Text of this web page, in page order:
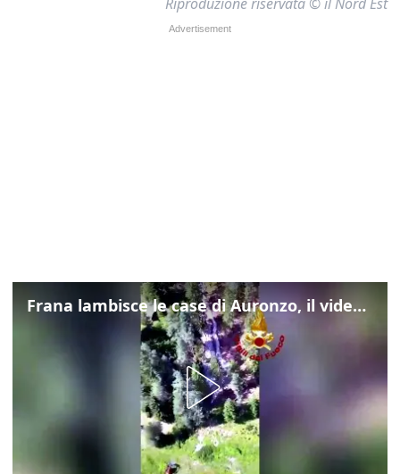
Frana lambisce le case di Auronzo, il video dall'elicottero dei vigili del fuoco